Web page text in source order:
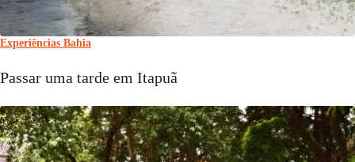
Experiências Bahia
Passar uma tarde em Itapuã